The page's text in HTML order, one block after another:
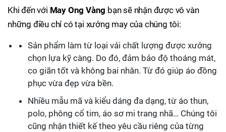
Khi đến với May Ong Vàng bạn sẽ nhận được vô vàn
những điều chỉ có tại xưởng may của chúng tôi:
Sản phẩm làm từ loại vải chất lượng được xưởng
chọn lựa kỹ càng. Do đó, đảm bảo độ thoáng mát,
co giãn tốt và không bai nhăn. Từ đó giúp áo đồng
phục vừa đẹp vừa bền.
Nhiều mẫu mã và kiểu dáng đa dạng, từ áo thun,
polo, phông cổ tim, áo sơ mi trang nhã… Chúng tôi
cũng nhận thiết kế theo yêu cầu riêng của từng